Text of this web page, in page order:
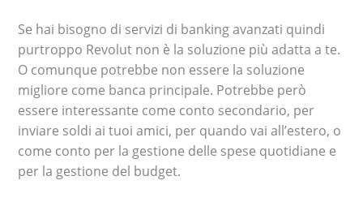
Se hai bisogno di servizi di banking avanzati quindi
purtroppo Revolut non è la soluzione più adatta a te.
O comunque potrebbe non essere la soluzione
migliore come banca principale. Potrebbe però
essere interessante come conto secondario, per
inviare soldi ai tuoi amici, per quando vai all’estero, o
come conto per la gestione delle spese quotidiane e
per la gestione del budget.